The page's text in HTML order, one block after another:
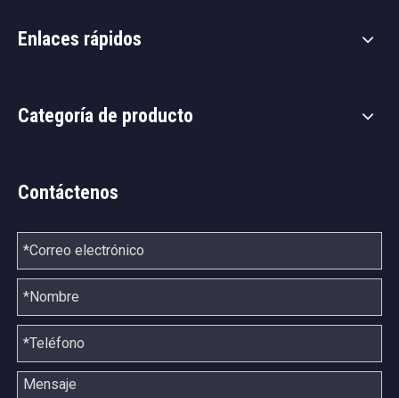
Enlaces rápidos
Categoría de producto
Contáctenos